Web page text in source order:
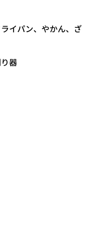
イパン、やかん、ざ
器